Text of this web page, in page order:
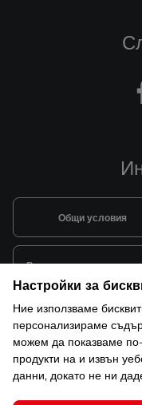
Общи условия
Видове и цена за
Система за лоялни
Рекламации и
Настройки за
Ние използваме
персонализираме
можем да показваме
продукти на и извън
данни, докато не ни